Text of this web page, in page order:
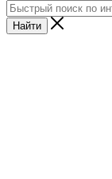
Найти